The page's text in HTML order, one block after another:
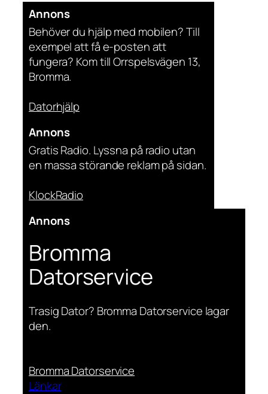
Annons
Behöver du hjälp med mobilen? Till
exempel att få e-posten att
fungera? Kom till Orrspelsvägen 13,
Bromma.
Datorhjälp
Annons
Gratis Radio. Lyssna på radio utan
en massa störande reklam på sidan.
KlockRadio
Annons
Bromma
Datorservice
Trasig Dator? Bromma Datorservice lagar
den.
Bromma Datorservice
Länkar